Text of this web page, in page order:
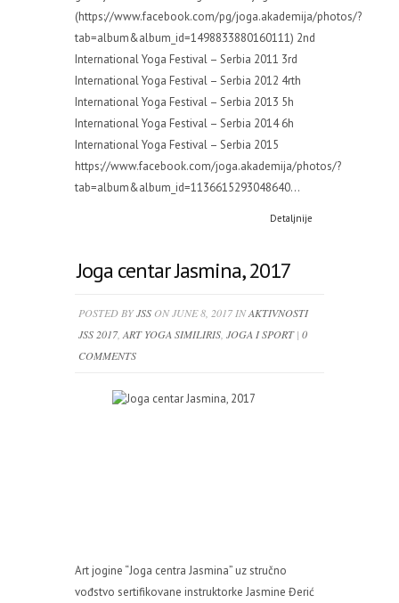
(https://www.facebook.com/pg/joga.akademija/photos/?
tab=album&album_id=1498833880160111) 2nd
International Yoga Festival – Serbia 2011 3rd
International Yoga Festival – Serbia 2012 4rth
International Yoga Festival – Serbia 2013 5h
International Yoga Festival – Serbia 2014 6h
International Yoga Festival – Serbia 2015
https://www.facebook.com/joga.akademija/photos/?
tab=album&album_id=1136615293048640...
Detaljnije
Joga centar Jasmina, 2017
POSTED BYJSS ON JUNE 8, 2017 INAKTIVNOSTI
JSS 2017, ART YOGA SIMILIRIS JOGA I SPORT| 0
COMMENTS
Art jogine “Joga centra Jasmina” uz stručno
vođstvo sertifikovane instruktorke Jasmine Đerić